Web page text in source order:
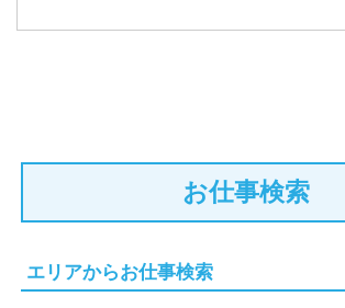
お仕事検索
エリアからお仕事検索